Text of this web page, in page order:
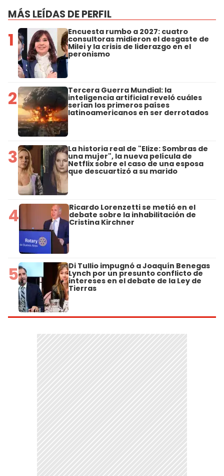
MÁS LEÍDAS DE PERFIL
1 Encuesta rumbo a 2027: cuatro
consultoras midieron el desgaste de
Milei y la crisis de liderazgo en el
peronismo
2 Tercera Guerra Mundial: la
inteligencia artificial reveló cuáles
serían los primeros países
latinoamericanos en ser derrotados
3 La historia real de "Elize: Sombras de
una mujer", la nueva película de
Netflix sobre el caso de una esposa
que descuartizó a su marido
4 Ricardo Lorenzetti se metió en el
debate sobre la inhabilitación de
Cristina Kirchner
5 Di Tullio impugnó a Joaquín Benegas
Lynch por un presunto conflicto de
intereses en el debate de la Ley de
Tierras